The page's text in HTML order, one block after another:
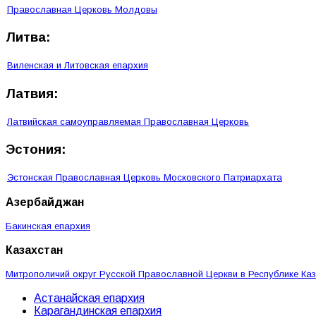
Православная Церковь Молдовы
Литва:
Виленская и Литовская епархия
Латвия:
Латвийская самоуправляемая Православная Церковь
Эстония:
Эстонская Православная Церковь Московского Патриархата
Азербайджан
Бакинская епархия
Казахстан
Митрополичий округ Русской Православной Церкви в Республике
Астанайская епархия
Карагандинская епархия